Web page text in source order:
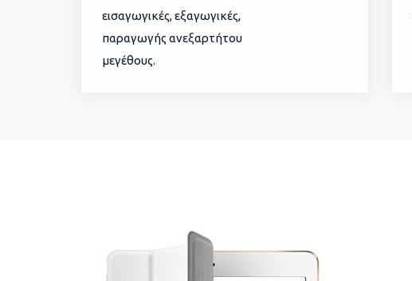
εισαγωγικές, εξαγωγικές,
παραγωγής ανεξαρτήτου
μεγέθους.